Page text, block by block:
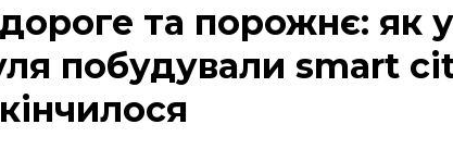
та порожнє: як
побудували smart